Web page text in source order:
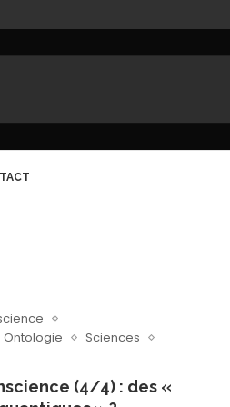
Ontologie
Sciences
(4/4) : des «